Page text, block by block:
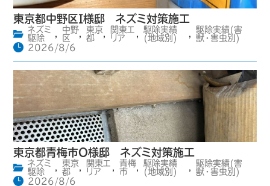
東京都中野区I様邸 ネズミ対策施工
ネズミ
駆除
,
中野
区
,
東京
都
,
関東エ
リア
,
駆除実績
(地域別)
,
駆除実績(害
獣・害虫別)
2026/8/6
東京都青梅市O様邸 ネズミ対策施工
ネズミ
駆除
,
東京
都
,
関東エ
リア
,
青梅
市
,
駆除実績
(地域別)
,
駆除実績(害
獣・害虫別)
2026/8/6